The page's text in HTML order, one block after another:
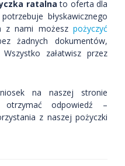
ratalna to oferta dla
błyskawicznego
z nami możesz pożyczyć
żadnych dokumentów,
załatwisz przez
na naszej stronie
otrzymać odpowiedź –
z naszej pożyczki